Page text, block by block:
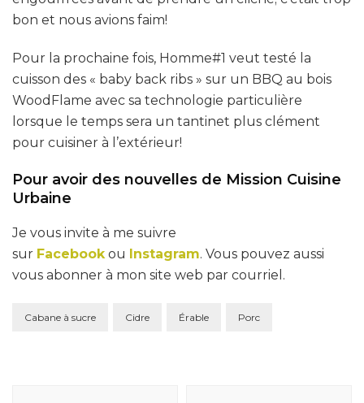
bon et nous avions faim!
Pour la prochaine fois, Homme#1 veut testé la
cuisson des « baby back ribs » sur un BBQ au bois
WoodFlame avec sa technologie particulière
lorsque le temps sera un tantinet plus clément
pour cuisiner à l’extérieur!
Pour avoir des nouvelles de Mission Cuisine
Urbaine
Je vous invite à me suivre
sur Facebookou Instagram. Vous pouvez aussi
vous abonner à mon site web par courriel.
Cabane à sucre Cidre Érable Porc